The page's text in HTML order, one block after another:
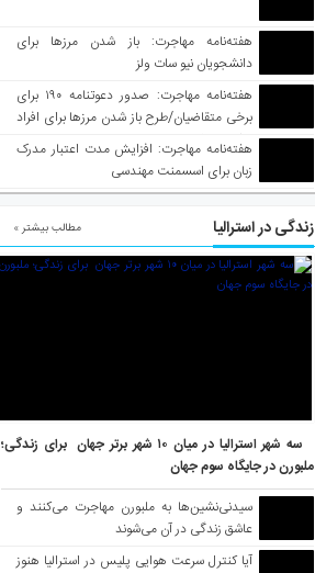
هفته‌نامه مهاجرت: باز شدن مرزها برای
دانشجویان نیو سات ولز
هفته‌نامه مهاجرت: صدور دعوتنامه ۱۹۰ برای
برخی متقاضیان/طرح باز شدن مرزها برای افراد
واکسینه شده
هفته‌نامه مهاجرت: افزایش مدت اعتبار مدرک
زبان برای اسسمنت مهندسی
زندگی در استرالیا مطالب بیشتر »
سه شهر استرالیا در میان ۱۰ شهر برتر جهان برای زندگی؛
ملبورن در جایگاه سوم جهان
سیدنی‌نشین‌ها به ملبورن مهاجرت می‌کنند و
عاشق زندگی در آن می‌شوند
آیا کنترل سرعت هوایی پلیس در استرالیا هنوز